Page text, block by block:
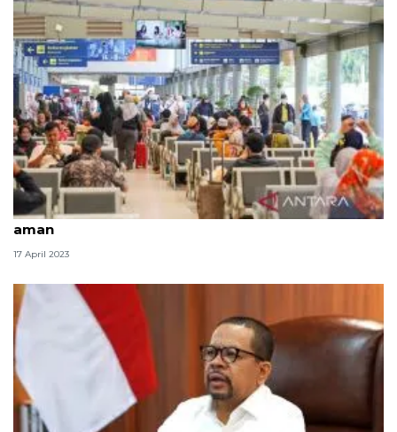
BRI Insurance bagikan lima kiat persiapkan mudik
aman
17 April 2023